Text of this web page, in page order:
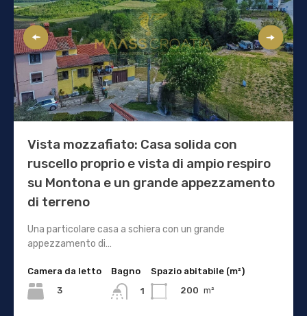
Vista mozzafiato: Casa solida con
ruscello proprio e vista di ampio respiro
su Montona e un grande appezzamento
di terreno
Una particolare casa a schiera con un grande
appezzamento di…
Camera da letto
3
Bagno
1
Spazio abitabile (m²)
200 m²